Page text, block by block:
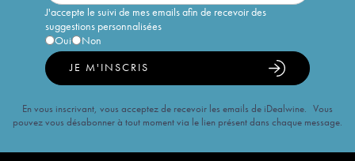
J'accepte le suivi de mes emails afin de recevoir des
suggestions personnalisées
Oui
Non
JE M'INSCRIS
En vous inscrivant, vous acceptez de recevoir les emails de iDealwine. Vous
pouvez vous désabonner à tout moment via le lien présent dans chaque message.